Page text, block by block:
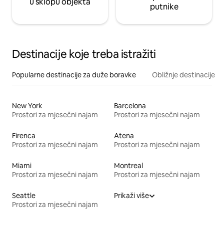
putnike
Destinacije koje treba istražiti
Popularne destinacije za duže boravke Obližnje destinacije
New York
Prostori za mjesečni najam
Barcelona
Prostori za mjesečni najam
Firenca
Prostori za mjesečni najam
Atena
Prostori za mjesečni najam
Miami
Prostori za mjesečni najam
Montreal
Prostori za mjesečni najam
Seattle
Prostori za mjesečni najam
Prikaži više